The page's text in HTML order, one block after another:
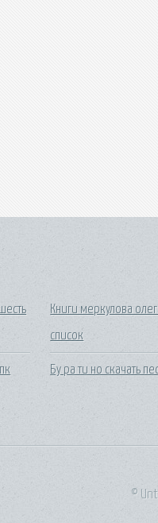
Книги меркулова
список
Бу ра ти но скачать
©